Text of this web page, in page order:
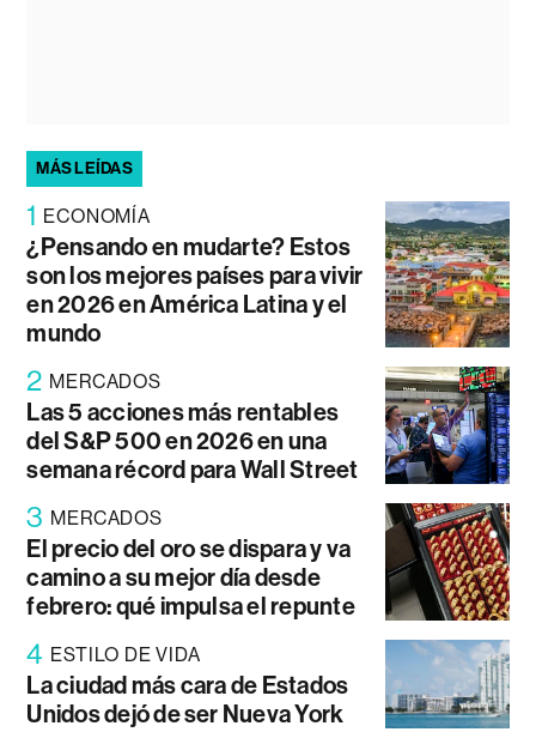
MÁS LEÍDAS
1 ECONOMÍA
¿Pensando en mudarte? Estos
son los mejores países para vivir
en 2026 en América Latina y el
mundo
2 MERCADOS
Las 5 acciones más rentables
del S&P 500 en 2026 en una
semana récord para Wall Street
3 MERCADOS
El precio del oro se dispara y va
camino a su mejor día desde
febrero: qué impulsa el repunte
4 ESTILO DE VIDA
La ciudad más cara de Estados
Unidos dejó de ser Nueva York